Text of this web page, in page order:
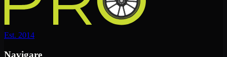
Est. 2014
Navigare